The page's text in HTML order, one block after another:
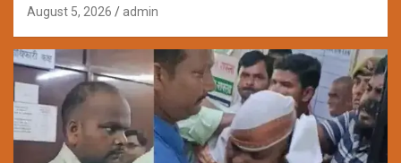
August 5, 2026 admin